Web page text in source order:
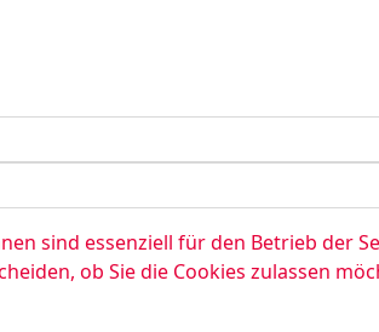
sind essenziell für den Betrieb der
ob Sie die Cookies zulassen